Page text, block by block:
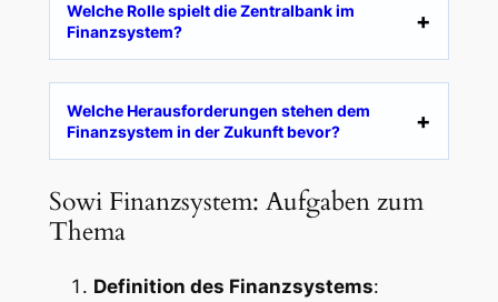
Welche Rolle spielt die Zentralbank im
Finanzsystem?
Welche Herausforderungen stehen dem
Finanzsystem in der Zukunft bevor?
Sowi Finanzsystem: Aufgaben zum
Thema
Definition des Finanzsystems: